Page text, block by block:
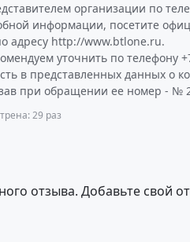
организации по
информации, посетите
адресу http://www.btlone.ru.
уточнить по телефону
в представленных данных о
при обращении ее номер - №
29 раз
отзыва. Добавьте свой